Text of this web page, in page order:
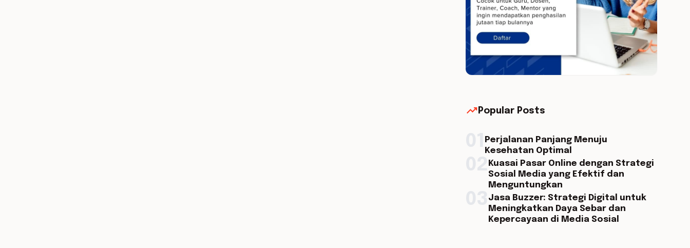
trending_up Popular Posts
Perjalanan Panjang Menuju
Kesehatan Optimal
Kuasai Pasar Online dengan Strategi
Sosial Media yang Efektif dan
Menguntungkan
Jasa Buzzer: Strategi Digital untuk
Meningkatkan Daya Sebar dan
Kepercayaan di Media Sosial